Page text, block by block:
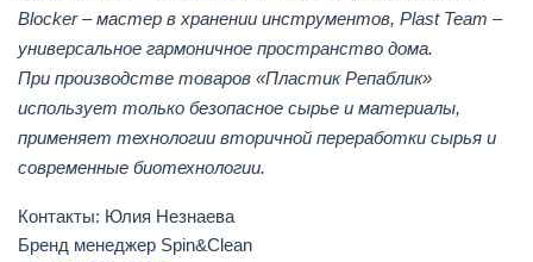
Blocker – мастер в хранении инструментов, Plast Team –
универсальное гармоничное пространство дома.
При производстве товаров «Пластик Репаблик»
использует только безопасное сырье и материалы,
применяет технологии вторичной переработки сырья и
современные биотехнологии.
Контакты: Юлия Незнаева
Бренд менеджер Spin&Clean